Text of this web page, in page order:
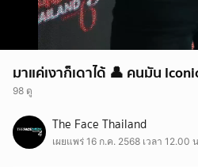
มาแค่เงาก็เดาได้ 👤 คนมัน
98 ดู
มาแค่เงาก็เดาได้ 👤 คนมัน Iconic ✨
#TheFaceThailand6 #Kantana
#TeamMaria #TeamAnntonia
The Face Thailand
เผยแพร่ 16 ก.ค. 2568 เวลา 12.00